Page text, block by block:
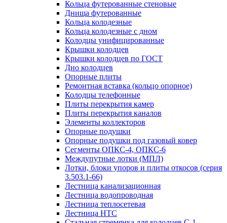
Кольца футерованные стеновые
Днища футерованные
Кольца колодезные
Кольца колодезные с дном
Колодцы унифицированные
Крышки колодцев
Крышки колодцев по ГОСТ
Дно колодцев
Опорные плиты
Ремонтная вставка (кольцо опорное)
Колодцы телефонные
Плиты перекрытия камер
Плиты перекрытия каналов
Элементы коллекторов
Опорные подушки
Опорные подушки под газовый ковер
Сегменты ОПКС-4, ОПКС-6
Междупутные лотки (МПЛ)
Лотки, блоки упоров и плиты откосов (серия
3.503.1-66)
Лестница канализационная
Лестница водопроводная
Лестница теплосетевая
Лестница НТС